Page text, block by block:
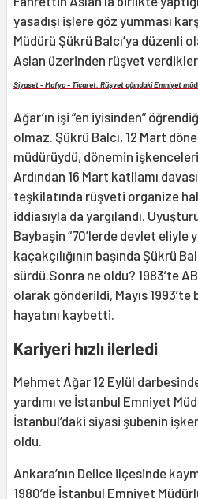
yasadışı işlere göz yumması
Müdürü Şükrü Balcı’ya düzenli
Aslan üzerinden rüşvet
Siyaset - Mafya - Ticaret, Rüşvet ağındaki Emniyet
Ağar’ın işi “en iyisinden”
olmaz. Şükrü Balcı, 12 Mart
müdürüydü, dönemin
Ardından 16 Mart katliamı
teşkilatında rüşveti organize
iddiasıyla da yargılandı.
Baybaşin “70’lerde devlet eliyle
kaçakçılığının başında Şükrü
sürdü.Sonra ne oldu? 1983’te
olarak gönderildi, Mayıs
hayatını kaybetti.
Kariyeri hızlı ilerledi
Mehmet Ağar 12 Eylül
yardımı ve İstanbul Emniyet
İstanbul’daki siyasi şubenin
oldu.
Ankara’nın Delice ilçesinde
1980’de İstanbul Emniyet